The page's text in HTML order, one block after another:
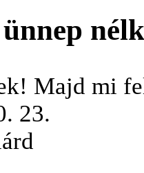
Majd mi
23.